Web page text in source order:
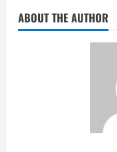
ABOUT THE AUTHOR